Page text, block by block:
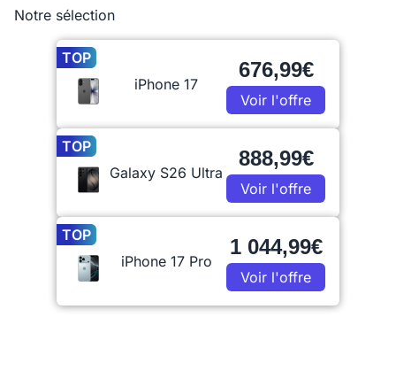
Notre sélection
TOP
iPhone 17
676,99€
Voir l'offre
TOP
Galaxy S26 Ultra
888,99€
Voir l'offre
TOP
iPhone 17 Pro
1 044,99€
Voir l'offre